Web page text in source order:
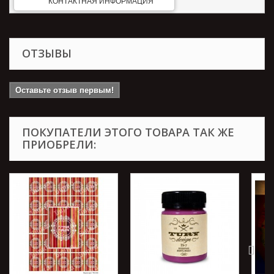
ОТЗЫВЫ
Оставьте отзыв первым!
ПОКУПАТЕЛИ ЭТОГО ТОВАРА ТАК ЖЕ
ПРИОБРЕЛИ: